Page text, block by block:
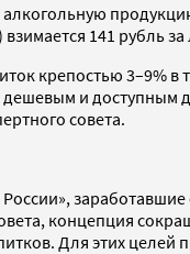
алкогольную
141 рубль
крепостью 3–9%
и доступным
совета.
заработавшие
концепция
Для этих целей